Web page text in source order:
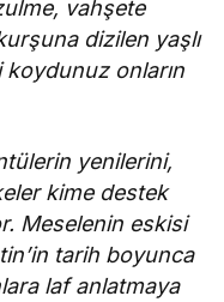
vahşete
dizilen yaşlı
koydunuz onların
yenilerini,
kime destek
Meselenin eskisi
tarih boyunca
laf anlatmaya